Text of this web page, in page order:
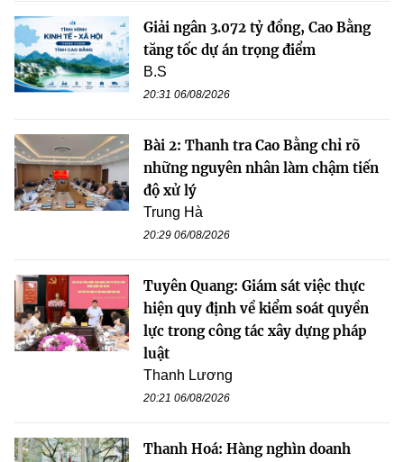
Giải ngân 3.072 tỷ đồng, Cao Bằng
tăng tốc dự án trọng điểm
B.S
20:31 06/08/2026
Bài 2: Thanh tra Cao Bằng chỉ rõ
những nguyên nhân làm chậm tiến
độ xử lý
Trung Hà
20:29 06/08/2026
Tuyên Quang: Giám sát việc thực
hiện quy định về kiểm soát quyền
lực trong công tác xây dựng pháp
luật
Thanh Lương
20:21 06/08/2026
Thanh Hoá: Hàng nghìn doanh